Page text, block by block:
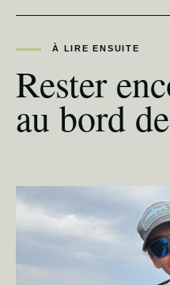
À LIRE ENSUITE
Rester
au bord